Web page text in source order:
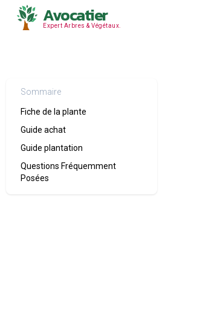
Avocatier
Expert Arbres & Végétaux.
Sommaire
Fiche de la plante
Guide achat
Guide plantation
Questions Fréquemment
Posées